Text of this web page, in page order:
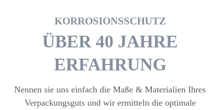
KORROSIONSSCHUTZ
ÜBER 40 JAHRE
ERFAHRUNG
Nennen sie uns einfach die Maße & Materialien Ihres
Ver­packungs­guts und wir ermitteln die optimale